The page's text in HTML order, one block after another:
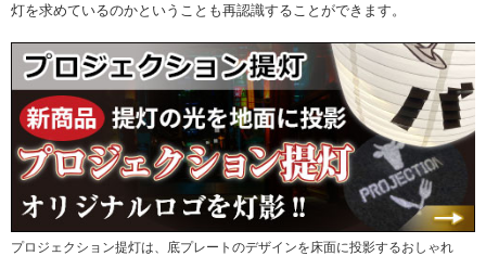
灯を求めているのかということも再認識することができます。
プロジェクション提灯は、底プレートのデザインを床面に投影するおしゃれ